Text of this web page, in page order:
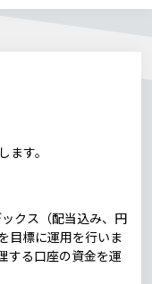
す。
クス（配当込み、円
目標に運用を行いま
する口座の資金を運